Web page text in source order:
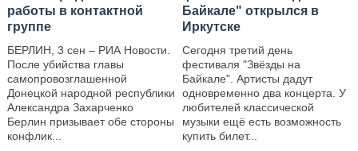
работы в контактной
группе
БЕРЛИН, 3 сен – РИА Новости.
После убийства главы
самопровозглашенной
Донецкой народной республики
Александра Захарченко
Берлин призывает обе стороны
конфлик...
Байкале" открылся в
Иркутске
Сегодня третий день
фестиваля "Звёзды на
Байкале". Артисты дадут
одновременно два концерта. У
любителей классической
музыки ещё есть возможность
купить билет...